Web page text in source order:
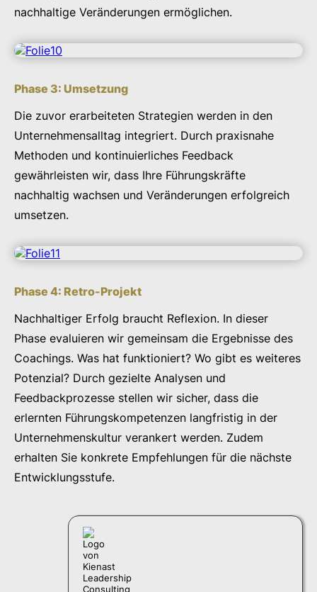
nachhaltige Veränderungen ermöglichen.
Phase 3: Umsetzung
Die zuvor erarbeiteten Strategien werden in den
Unternehmensalltag integriert. Durch praxisnahe
Methoden und kontinuierliches Feedback
gewährleisten wir, dass Ihre Führungskräfte
nachhaltig wachsen und Veränderungen erfolgreich
umsetzen.
Phase 4: Retro-Projekt
Nachhaltiger Erfolg braucht Reflexion. In dieser
Phase evaluieren wir gemeinsam die Ergebnisse des
Coachings. Was hat funktioniert? Wo gibt es weiteres
Potenzial? Durch gezielte Analysen und
Feedbackprozesse stellen wir sicher, dass die
erlernten Führungskompetenzen langfristig in der
Unternehmenskultur verankert werden. Zudem
erhalten Sie konkrete Empfehlungen für die nächste
Entwicklungsstufe.